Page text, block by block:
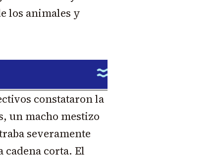
los animales y
constataron la
un macho mestizo
severamente
corta. El